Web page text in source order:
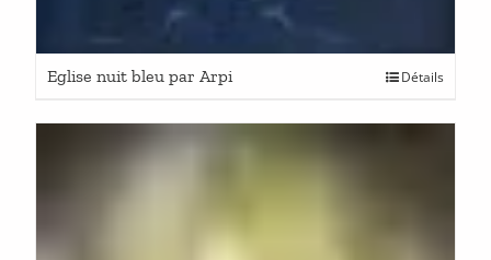
Eglise nuit bleu par Arpi Détails